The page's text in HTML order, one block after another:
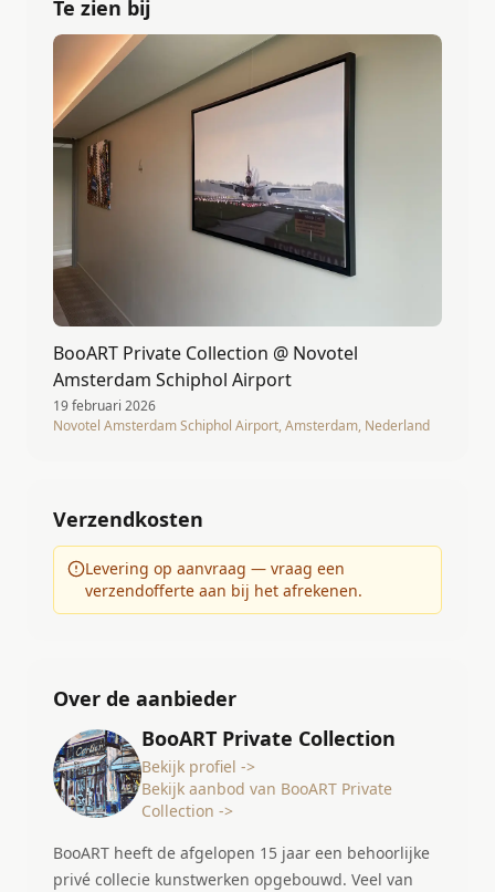
Te zien bij
BooART Private Collection @ Novotel
Amsterdam Schiphol Airport
19 februari 2026
Novotel Amsterdam Schiphol Airport, Amsterdam, Nederland
Verzendkosten
Levering op aanvraag — vraag een
verzendofferte aan bij het afrekenen.
Over de aanbieder
BooART Private Collection
Bekijk profiel ->
Bekijk aanbod van BooART Private
Collection ->
BooART heeft de afgelopen 15 jaar een behoorlijke
privé collecie kunstwerken opgebouwd. Veel van